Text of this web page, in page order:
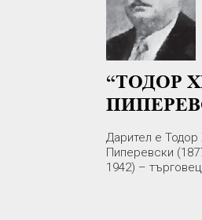
“ТОДОР
Дарител е Тодор
Пиперевски
1942) –